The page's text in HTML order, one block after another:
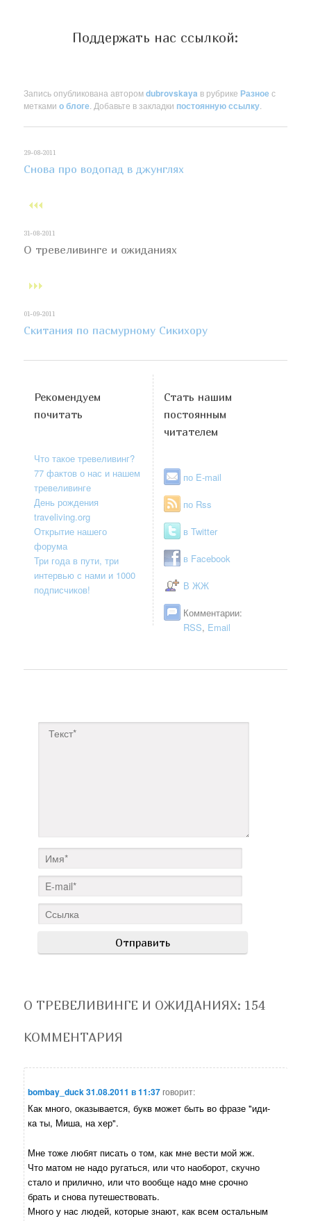
Поддержать нас ссылкой:
Запись опубликована авторомdubrovskaya в рубрикеРазноес
меткамио блоге . Добавьте в закладки постоянную ссылку
29-08-2011
Снова про водопад в джунглях
31-08-2011
О тревеливинге и ожиданиях
01-09-2011
Скитания по пасмурному Сикихору
Рекомендуем
почитать
Что такое тревеливинг?
77 фактов о нас и нашем
тревеливинге
День рождения
traveliving.org
Открытие нашего
форума
Три года в пути, три
интервью с нами и 1000
подписчиков!
Стать нашим
постоянным
читателем
по E-mail
по Rss
в Twitter
в Facebook
В ЖЖ
Комментарии:
RSS, Email
О ТРЕВЕЛИВИНГЕ И ОЖИДАНИЯХ: 154
КОММЕНТАРИЯ
bombay_duck31.08.2011 в 11:37говорит:
Как много, оказывается, букв может быть во фразе "иди-
ка ты, Миша, на хер".
Мне тоже любят писать о том, как мне вести мой жж.
Что матом не надо ругаться, или что наоборот, скучно
стало и прилично, или что вообще надо мне срочно
брать и снова путешествовать.
Много у нас людей, которые знают, как всем остальным